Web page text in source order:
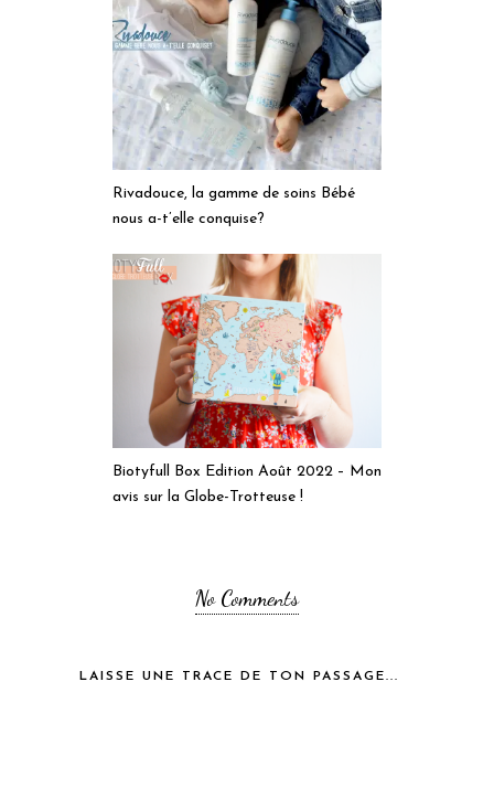
Rivadouce, la gamme de soins Bébé
nous a-t’elle conquise?
Biotyfull Box Edition Août 2022 – Mon
avis sur la Globe-Trotteuse !
No Comments
LAISSE UNE TRACE DE TON PASSAGE...